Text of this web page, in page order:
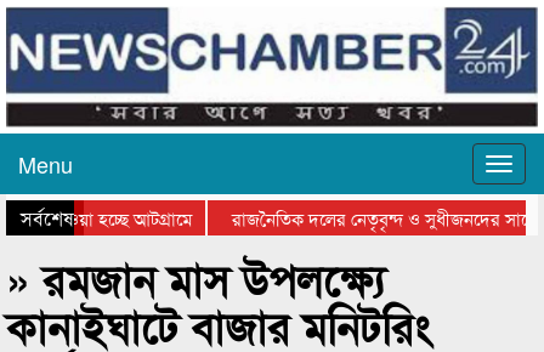
Menu
সর্বশেষ
যাওয়া হচ্ছে আটগ্রামে
রাজনৈতিক দলের নেতৃবৃন্দ ও সুধীজনদের সাথে
সিলেটে বাংলাদেশ গ্রুপ থিয়েটার
» রমজান মাস উপলক্ষ্যে
কানাইঘাটে বাজার মনিটরিং